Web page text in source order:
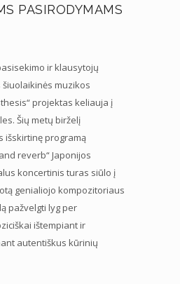
PASIRODYMAMS
ir klausytojų
muzikos
projektas keliauja į
Šių metų birželį
išskirtinę programą
reverb“ Japonijos
koncertinis turas siūlo į
genialiojo kompozitoriaus
pažvelgti lyg per
ištempiant ir
autentiškus kūrinių